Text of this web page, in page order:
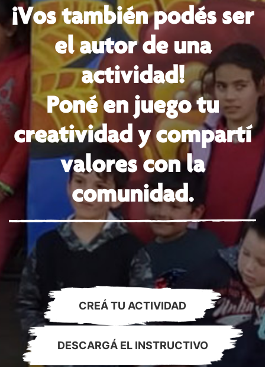
¡Vos también podés ser
el autor de una
actividad!
Poné en juego tu
creatividad y compartí
valores con la
comunidad.
CREÁ TU ACTIVIDAD
DESCARGÁ EL INSTRUCTIVO